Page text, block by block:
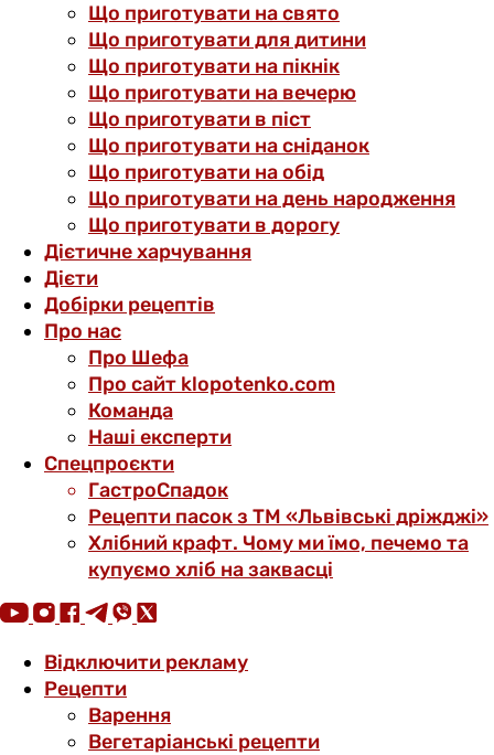
Що приготувати на свято
Що приготувати для дитини
Що приготувати на пікнік
Що приготувати на вечерю
Що приготувати в піст
Що приготувати на сніданок
Що приготувати на обід
Що приготувати на день народження
Що приготувати в дорогу
Дієтичне харчування
Дієти
Добірки рецептів
Про нас
Про Шефа
Про сайт klopotenko.com
Команда
Наші експерти
Спецпроєкти
ГастроСпадок
Рецепти пасок з ТМ «Львівські дріжджі»
Хлібний крафт. Чому ми їмо, печемо та
купуємо хліб на заквасці
Відключити рекламу
Рецепти
Варення
Вегетаріанські рецепти